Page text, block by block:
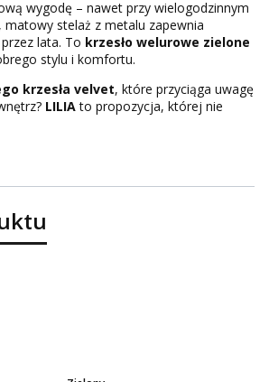
wygodę – nawet przy wielogodzinnym
matowy stelaż z metalu zapewnia
lata. To krzesło welurowe zielone
stylu i komfortu.
krzesła velvet, które przyciąga uwagę
LILIAto propozycja, której nie